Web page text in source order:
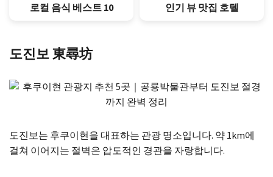
로컬 음식 베스트 10 인기 뷰 맛집 호텔
도진보 東尋坊
도진보는 후쿠이현을 대표하는 관광 명소입니다. 약 1km에
걸쳐 이어지는 절벽은 압도적인 경관을 자랑합니다.